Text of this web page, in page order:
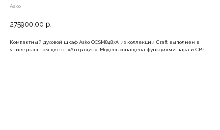
Asko
275900,00 р.
Компактный духовой шкаф Asko OCSM8487A из коллекции Craft выполнен в
универсальном цвете «Антрацит». Модель оснащена функциями пара и СВЧ.